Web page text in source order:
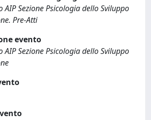
AIP Sezione Psicologia dello Sviluppo
Pre-Atti
evento
AIP Sezione Psicologia dello Sviluppo